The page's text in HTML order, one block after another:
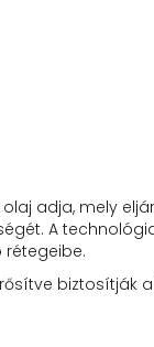
adja, mely
A
rétegeibe.
biztosítják